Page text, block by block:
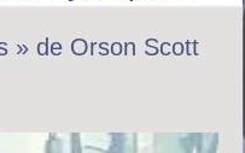
» de Orson Scott